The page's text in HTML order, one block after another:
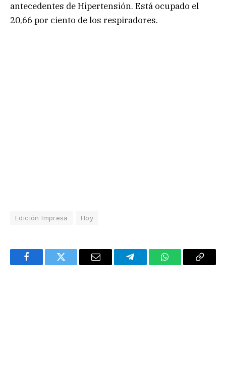
antecedentes de Hipertensión. Está ocupado el
20,66 por ciento de los respiradores.
Edición Impresa Hoy
FacebookTwitter Email TelegramWhatsAppCopy